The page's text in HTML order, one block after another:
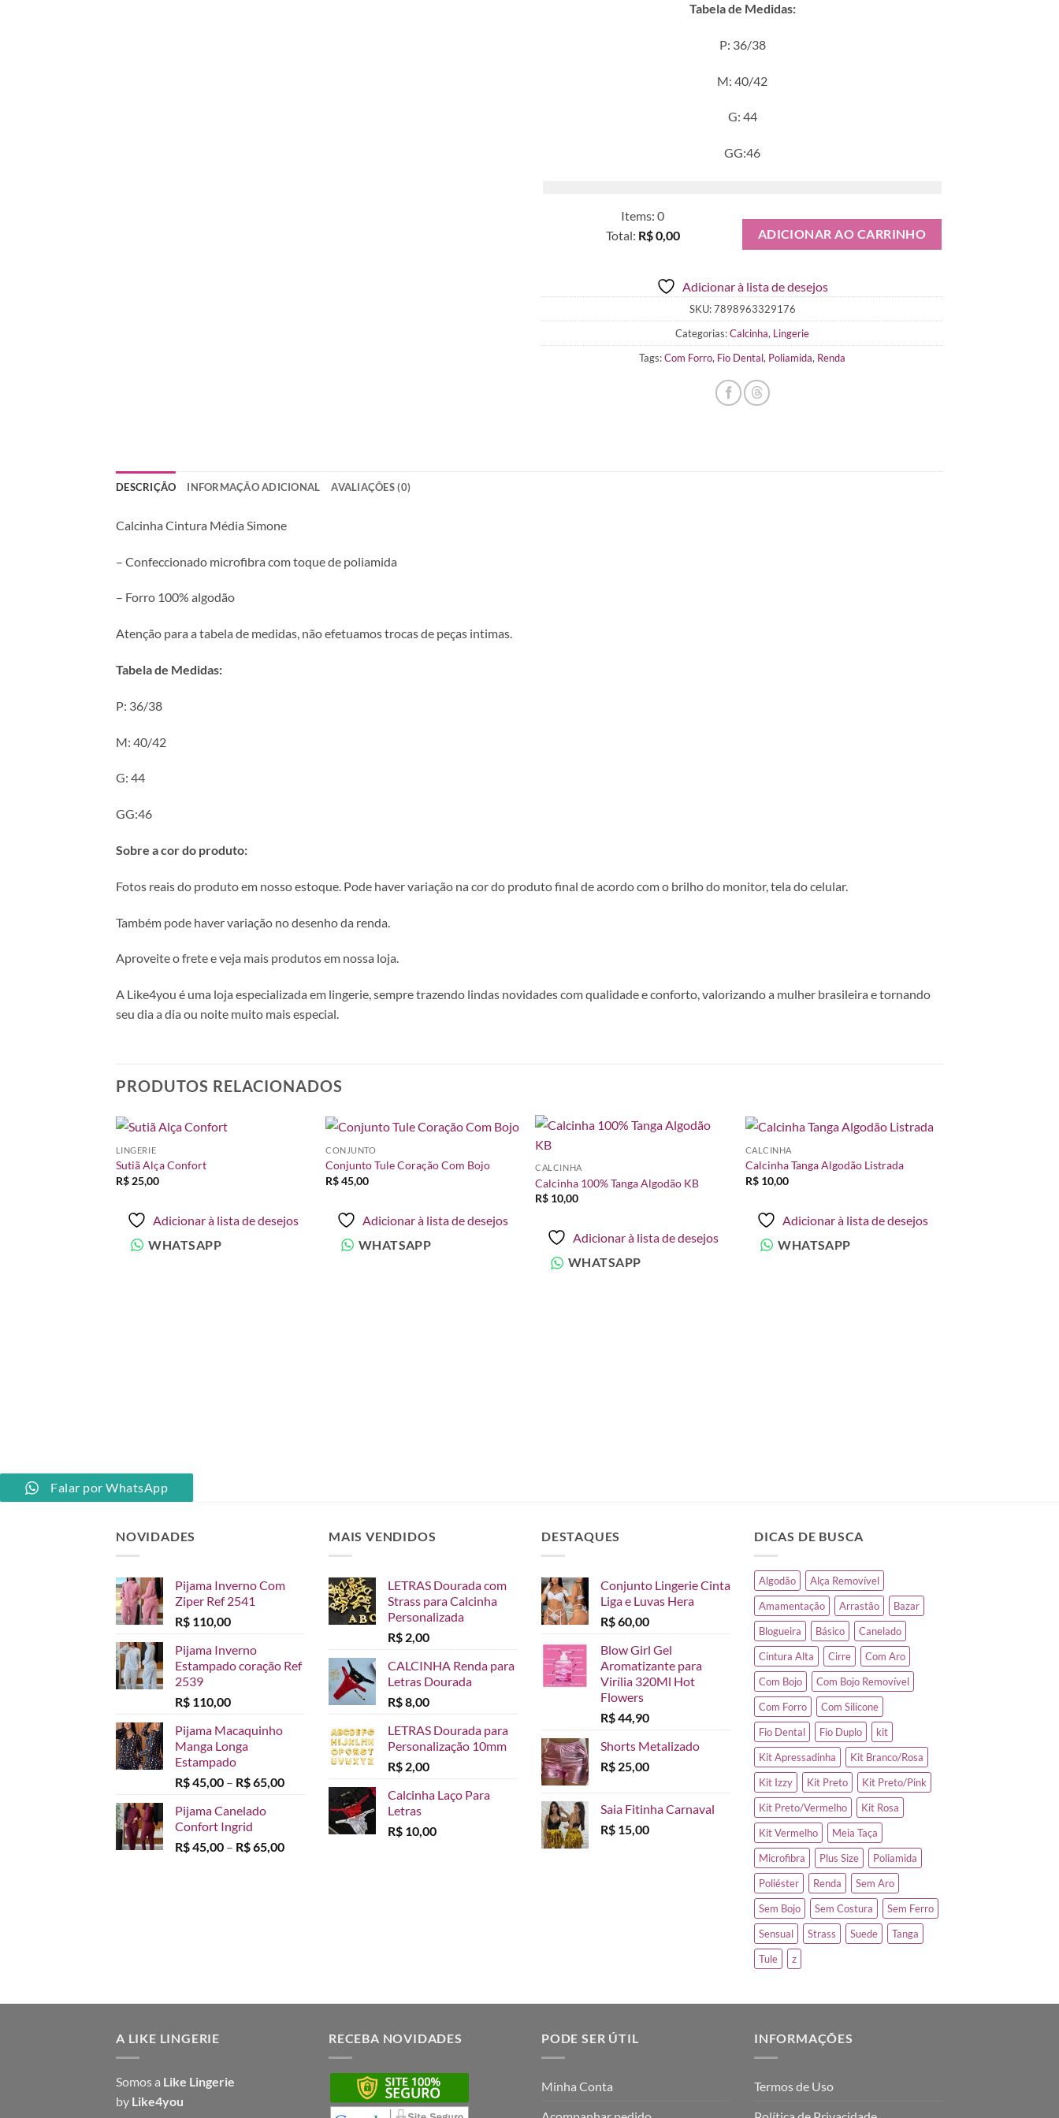
Tabela de Medidas:
P: 36/38
M: 40/42
G: 44
GG:46
Items: 0
Total: R$ 0,00
R$ 0,00
ADICIONAR AO CARRINHO
Adicionar à lista de desejos
SKU:7898963329176
Categorias:Calcinha, Lingerie
Tags:Com Forro, Fio Dental, Poliamida, Renda
DESCRIÇÃO INFORMAÇÃO ADICIONAL AVALIAÇÕES (0)
Calcinha Cintura Média Simone
– Confeccionado microfibra com toque de poliamida
– Forro 100% algodão
Atenção para a tabela de medidas, não efetuamos trocas de peças intimas.
Tabela de Medidas:
P: 36/38
M: 40/42
G: 44
GG:46
Sobre a cor do produto:
Fotos reais do produto em nosso estoque. Pode haver variação na cor do produto final de acordo com o brilho do monitor, tela do celular.
Também pode haver variação no desenho da renda.
Aproveite o frete e veja mais produtos em nossa loja.
A Like4you é uma loja especializada em lingerie, sempre trazendo lindas novidades com qualidade e conforto, valorizando a mulher brasileira e tornando
seu dia a dia ou noite muito mais especial.
PRODUTOS RELACIONADOS
LINGERIE
Sutiã Alça Confort
R$25,00
Adicionar à lista de desejos
WHATSAPP
à lista de
CONJUNTO
Conjunto Tule Coração Com Bojo
R$45,00
Adicionar à lista de desejos
WHATSAPP
desejos
CALCINHA
Calcinha 100% Tanga Algodão KB
R$ 10,00
Adicionar à lista de desejos
WHATSAPP
à lista de
CALCINHA
Calcinha Tanga Algodão Listrada
R$10,00
Adicionar à lista de desejos
WHATSAPP
Falar por WhatsApp
NOVIDADES
Pijama Inverno Com
Ziper Ref 2541
R$ 110,00
Pijama Inverno
Estampado coração Ref
2539
R$ 110,00
Pijama Macaquinho
Manga Longa
Estampado
R$45,00 – R$65,00Faixa
R$ 45,00
através
Pijama Canelado
Confort Ingrid
R$45,00 – R$65,00Faixa
MAIS VENDIDOS
LETRAS Dourada com
Strass para Calcinha
Personalizada
R$ 2,00
CALCINHA Renda para
Letras Dourada
R$8,00
LETRAS Dourada para
Personalização 10mm
R$ 2,00
Calcinha Laço Para
Letras
R$ 10,00
DESTAQUES
Conjunto Lingerie Cinta
Liga e Luvas Hera
R$60,00
Blow Girl Gel
Aromatizante para
Virília 320Ml Hot
Flowers
R$44,90
Shorts Metalizado
R$ 25,00
Saia Fitinha Carnaval
R$ 15,00
DICAS DE BUSCA
Algodão
Alça Removível
Amamentação
Arrastão
Bazar
Blogueira
Básico
Canelado
Cintura Alta
Cirre
Com Aro
Com Bojo
Com Bojo Removível
Com Forro
Com Silicone
Fio Dental
Fio Duplo
kit
Kit Apressadinha
Kit Branco/Rosa
Kit Izzy
Kit Preto
Kit Preto/Pink
Kit Preto/Vermelho
Kit Rosa
Kit Vermelho
Meia Taça
Microfibra
Plus Size
Poliamida
Poliéster
Renda
Sem Aro
Sem Bojo
Sem Costura
Sem Ferro
Sensual
Strass Suede
Tanga
Tule
z
A LIKE LINGERIE
Somos a Like Lingerie
by Like4you
RECEBA NOVIDADES PODE SER ÚTIL
Minha Conta
INFORMAÇÕES
Termos de Uso